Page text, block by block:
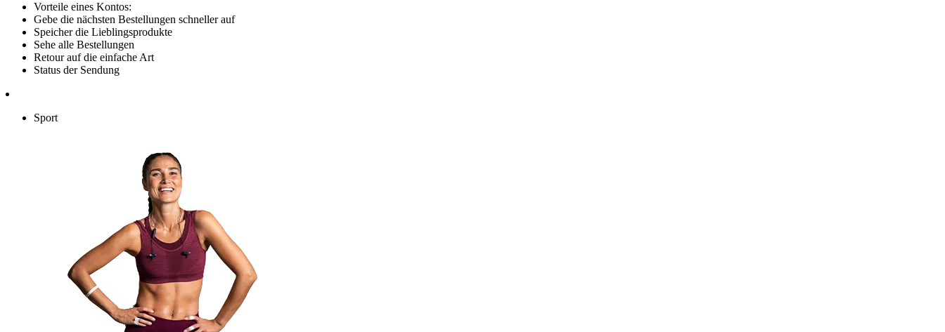
Vorteile eines Kontos:
Gebe die nächsten Bestellungen schneller auf
Speicher die Lieblingsprodukte
Sehe alle Bestellungen
Retour auf die einfache Art
Status der Sendung
Sport